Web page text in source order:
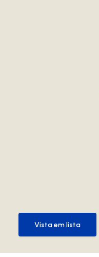
Vista em lista
Vista em lista